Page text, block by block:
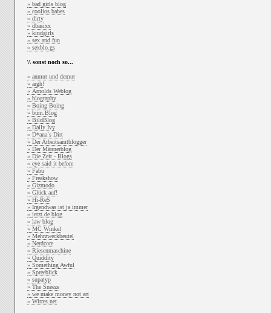
» bad girls blog
» coolios babes
» dirty
» dbasixx
» kindgirls
» sex and fun
» sexblo.gs
\\ sonst noch so...
» anmut und demut
» argh!
» Arnolds Weblog
» blography
» Boing Boing
» büm.Blog
» BildBlog
» Daily Ivy
» D*ana`s Dirt
» Der Arbeitsamtblogger
» Der Männerblog
» Die Zeit - Blogs
» eye said it before
» Fabu
» Freakshow
» Gizmodo
» Glück auf!
» Hi-ReS
» Irgendwas ist ja immer
» jetzt.de blog
» law blog
» MC Winkel
» Mehrzweckbeutel
» Nerdcore
» Riesenmaschine
» Quiddity
» Something Awful
» Spreeblick
» supatyp
» The Sneeze
» we make money not art
» Wirres.net